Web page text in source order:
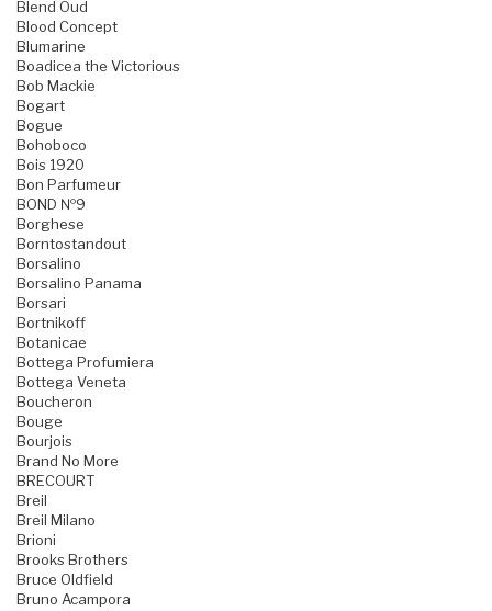
Blend Oud
Blood Concept
Blumarine
Boadicea the Victorious
Bob Mackie
Bogart
Bogue
Bohoboco
Bois 1920
Bon Parfumeur
BOND №9
Borghese
Borntostandout
Borsalino
Borsalino Panama
Borsari
Bortnikoff
Botanicae
Bottega Profumiera
Bottega Veneta
Boucheron
Bouge
Bourjois
Brand No More
BRECOURT
Breil
Breil Milano
Brioni
Brooks Brothers
Bruce Oldfield
Bruno Acampora